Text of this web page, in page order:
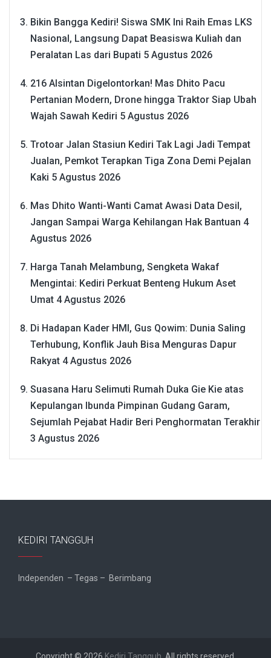
Bikin Bangga Kediri! Siswa SMK Ini Raih Emas LKS
Nasional, Langsung Dapat Beasiswa Kuliah dan
Peralatan Las dari Bupati 5 Agustus 2026
216 Alsintan Digelontorkan! Mas Dhito Pacu
Pertanian Modern, Drone hingga Traktor Siap Ubah
Wajah Sawah Kediri 5 Agustus 2026
Trotoar Jalan Stasiun Kediri Tak Lagi Jadi Tempat
Jualan, Pemkot Terapkan Tiga Zona Demi Pejalan
Kaki 5 Agustus 2026
Mas Dhito Wanti-Wanti Camat Awasi Data Desil,
Jangan Sampai Warga Kehilangan Hak Bantuan 4
Agustus 2026
Harga Tanah Melambung, Sengketa Wakaf
Mengintai: Kediri Perkuat Benteng Hukum Aset
Umat 4 Agustus 2026
Di Hadapan Kader HMI, Gus Qowim: Dunia Saling
Terhubung, Konflik Jauh Bisa Menguras Dapur
Rakyat 4 Agustus 2026
Suasana Haru Selimuti Rumah Duka Gie Kie atas
Kepulangan Ibunda Pimpinan Gudang Garam,
Sejumlah Pejabat Hadir Beri Penghormatan Terakhir
3 Agustus 2026
KEDIRI TANGGUH
Independen – Tegas – Berimbang